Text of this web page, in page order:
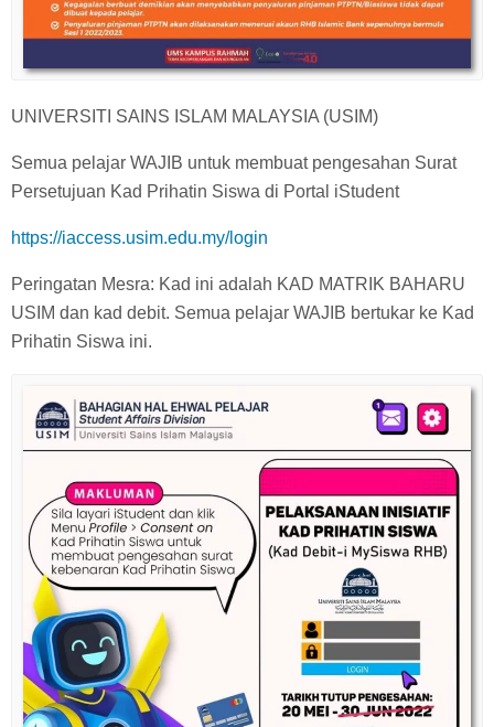
UNIVERSITI SAINS ISLAM MALAYSIA (USIM)
Semua pelajar WAJIB untuk membuat pengesahan Surat
Persetujuan Kad Prihatin Siswa di Portal iStudent
https://iaccess.usim.edu.my/login
Peringatan Mesra: Kad ini adalah KAD MATRIK BAHARU
USIM dan kad debit. Semua pelajar WAJIB bertukar ke Kad
Prihatin Siswa ini.